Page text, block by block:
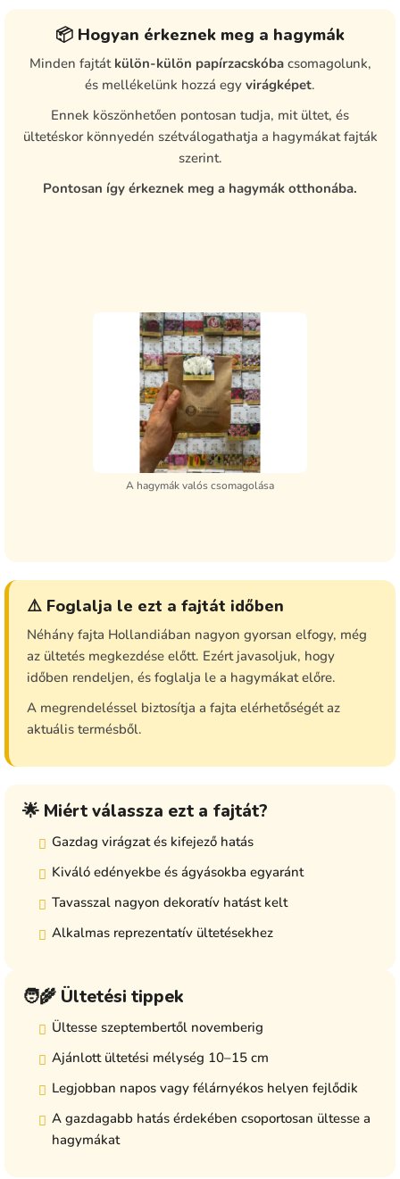
📦 Hogyan érkeznek meg a hagymák
Minden fajtát külön-külön papírzacskóbacsomagolunk,
és mellékelünk hozzá egy virágképet.
Ennek köszönhetően pontosan tudja, mit ültet, és
ültetéskor könnyedén szétválogathatja a hagymákat fajták
szerint.
Pontosan így érkeznek meg a hagymák otthonába.
A hagymák valós csomagolása
⚠️ Foglalja le ezt a fajtát időben
Néhány fajta Hollandiában nagyon gyorsan elfogy, még
az ültetés megkezdése előtt. Ezért javasoljuk, hogy
időben rendeljen, és foglalja le a hagymákat előre.
A megrendeléssel biztosítja a fajta elérhetőségét az
aktuális termésből.
🌟 Miért válassza ezt a fajtát?
Gazdag virágzat és kifejező hatás
Kiváló edényekbe és ágyásokba egyaránt
Tavasszal nagyon dekoratív hatást kelt
Alkalmas reprezentatív ültetésekhez
🧑‍🌾 Ültetési tippek
Ültesse szeptembertől novemberig
Ajánlott ültetési mélység 10–15 cm
Legjobban napos vagy félárnyékos helyen fejlődik
A gazdagabb hatás érdekében csoportosan ültesse a
hagymákat